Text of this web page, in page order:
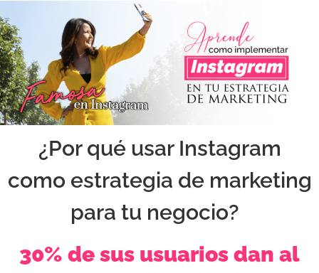
¿Por qué usar Instagram
como estrategia de marketing
para tu negocio?
30% de sus usuarios dan al